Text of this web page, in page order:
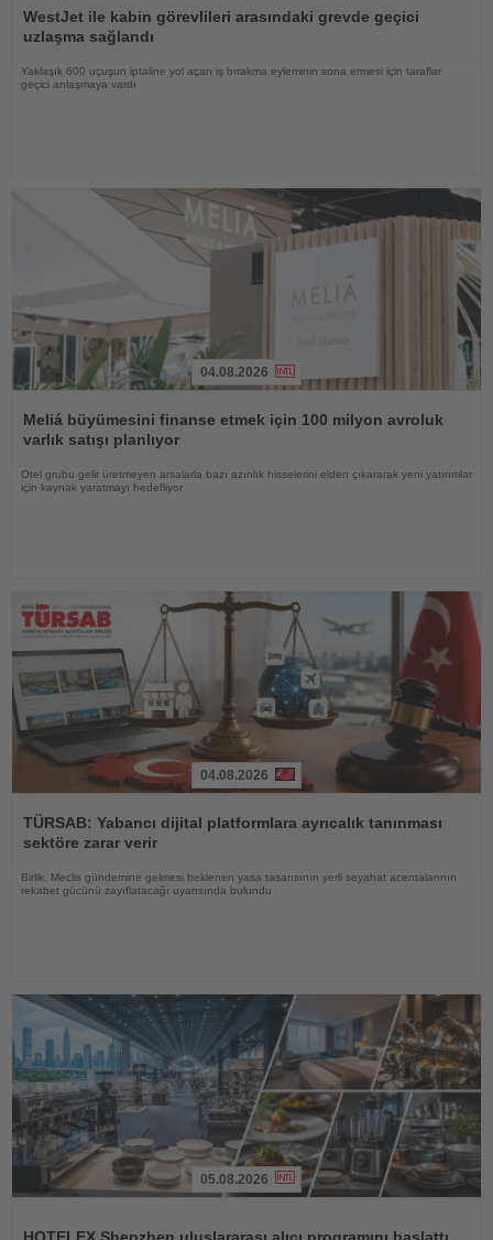
Oku
WestJet ile kabin görevlileri arasındaki grevde geçici
uzlaşma sağlandı
Yaklaşık 600 uçuşun iptaline yol açan iş bırakma eyleminin sona ermesi için taraflar
geçici anlaşmaya vardı
Oku
04.08.2026
Meliá büyümesini finanse etmek için 100 milyon avroluk
varlık satışı planlıyor
Otel grubu gelir üretmeyen arsalarla bazı azınlık hisselerini elden çıkararak yeni yatırımlar
için kaynak yaratmayı hedefliyor
Oku
04.08.2026
TÜRSAB: Yabancı dijital platformlara ayrıcalık tanınması
sektöre zarar verir
Birlik, Meclis gündemine gelmesi beklenen yasa tasarısının yerli seyahat acentalarının
rekabet gücünü zayıflatacağı uyarısında bulundu
05.08.2026
HOTELEX Shenzhen uluslararası alıcı programını başlattı